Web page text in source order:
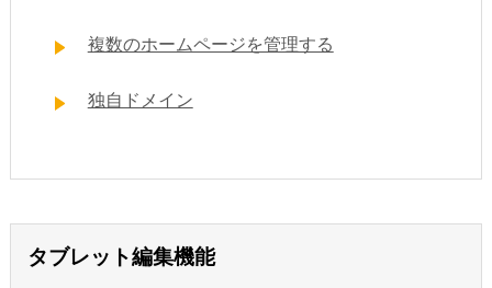
複数のホームページを管理する
独自ドメイン
タブレット編集機能